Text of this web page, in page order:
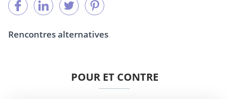
Rencontres alternatives
POUR ET CONTRE